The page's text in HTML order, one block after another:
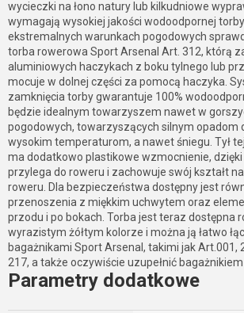
wycieczki na łono natury lub kilkudniowe
wymagają wysokiej jakości wodoodpornej
ekstremalnych warunkach pogodowych
torba rowerowa Sport Arsenal Art. 312, którą
aluminiowych haczykach z boku tylnego lub
mocuje w dolnej części za pomocą haczyka.
zamknięcia torby gwarantuje 100%
będzie idealnym towarzyszem nawet w
pogodowych, towarzyszących silnym opadom
wysokim temperaturom, a nawet śniegu. Tył
ma dodatkowo plastikowe wzmocnienie,
przylega do roweru i zachowuje swój kształt
roweru. Dla bezpieczeństwa dostępny jest
przenoszenia z miękkim uchwytem oraz
przodu i po bokach. Torba jest teraz dostępna
wyrazistym żółtym kolorze i można ją łatwo
bagażnikami Sport Arsenal, takimi jak Art.001,
217, a także oczywiście uzupełnić bagażnikiem
Parametry dodatkowe